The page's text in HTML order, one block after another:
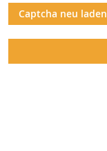
Captcha neu laden